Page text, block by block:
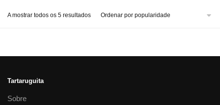
A mostrar todos os 5 resultados
Tartaruguita
Sobre